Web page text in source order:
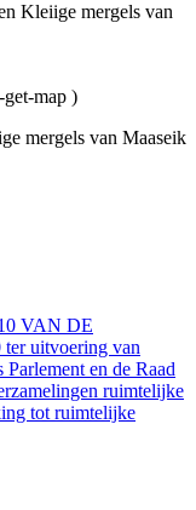
Kleiige mergels van
map )
mergels van Maaseik
VAN DE
uitvoering van
en de Raad
ruimtelijke
tot ruimtelijke